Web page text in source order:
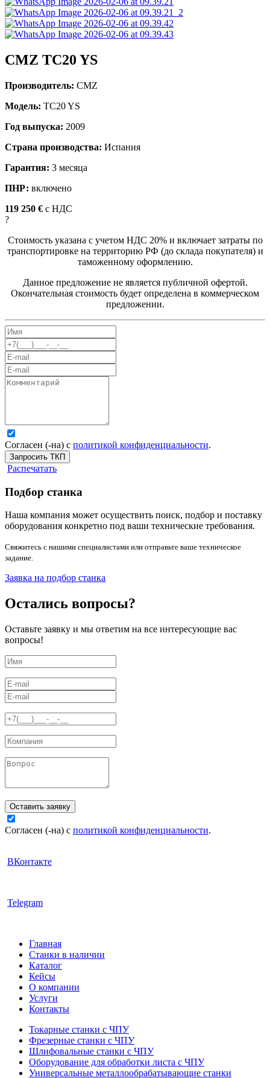
CMZ TC20 YS
Производитель: CMZ
Модель: TC20 YS
Год выпуска: 2009
Страна производства: Испания
Гарантия: 3 месяца
ПНР: включено
119 250 € c НДС
?
Стоимость указана с учетом НДС 20% и включает затраты по
транспортировке на территорию РФ (до склада покупателя) и
таможенному оформлению.
Данное предложение не является публичной офертой.
Окончательная стоимость будет определена в коммерческом
предложении.
Согласен (-на) с политикой конфиденциальности.
Запросить ТКП
Распечатать
Подбор станка
Наша компания может осуществить поиск, подбор и поставку
оборудования конкретно под ваши технические требования.
Свяжитесь с нашими специалистами или отправьте ваше техническое
задание.
Заявка на подбор станка
Остались вопросы?
Оставьте заявку и мы ответим на все интересующие вас
вопросы!
Оставить заявку
Согласен (-на) с политикой конфиденциальности.
ВКонтакте
Telegram
Главная
Станки в наличии
Каталог
Кейсы
О компании
Услуги
Контакты
Токарные станки с ЧПУ
Фрезерные станки с ЧПУ
Шлифовальные станки с ЧПУ
Оборудование для обработки листа с ЧПУ
Универсальные металлообрабатывающие станки